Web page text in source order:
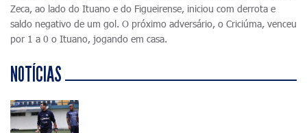
Zeca, ao lado do Ituano e do Figueirense, iniciou com derrota e
saldo negativo de um gol. O próximo adversário, o Criciúma, venceu
por 1 a 0 o Ituano, jogando em casa.
NOTÍCIAS